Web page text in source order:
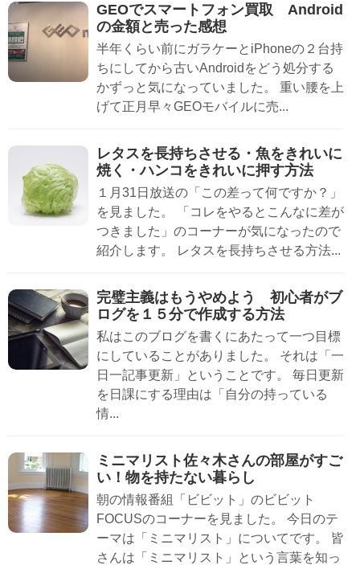
GEOでスマートフォン買取 Android
の金額と売った感想
半年くらい前にガラケーとiPhoneの２台持
ちにしてから古いAndroidをどう処分する
かずっと気になっていました。 重い腰を上
げて正月早々GEOモバイルに売...
レタスを長持ちさせる・魚をきれいに
焼く・ハンコをきれいに押す方法
１月31日放送の「この差って何ですか？」
を見ました。 「コレをやるとこんなに差が
つきました」のコーナーが気になったので
紹介します。 レタスを長持ちさせる方法...
完璧主義はもうやめよう 初心者がブ
ログを１５分で作成する方法
私はこのブログを書くにあたって一つ目標
にしていることがありました。 それは「一
日一記事更新」ということです。 毎日更新
を日課にする理由は「自分の持っている
情...
ミニマリスト佐々木さんの部屋がすご
い！物を持たない暮らし
朝の情報番組「ビビット」のビビット
FOCUSのコーナーを見ました。 今日のテ
ーマは「ミニマリスト」についてです。 皆
さんは「ミニマリスト」という言葉を知っ